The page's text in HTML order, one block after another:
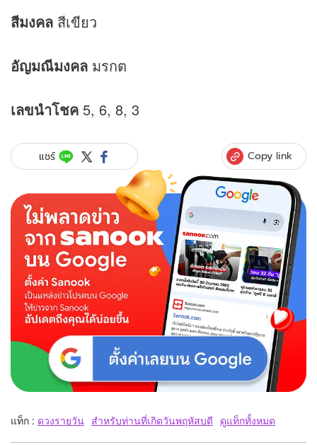
สีมงคล สีเขียว
อัญมณีมงคล มรกต
เลขนำโชค 5, 6, 8, 3
แชร์ Copy link
แท็ก : ดวงรายวัน สำหรับท่านที่เกิดวันพฤหัสบดี ดูแท็กทั้งหมด